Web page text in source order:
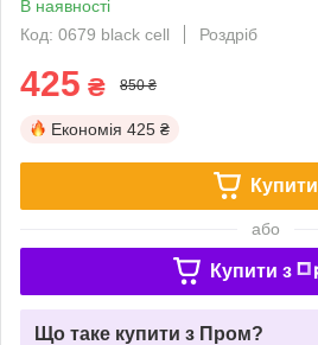
В наявності
Код: 0679 black cell
Роздріб
425 ₴ 850 ₴
Економія 425 ₴
Купити
або
Купити з
Що таке купити з Пром?